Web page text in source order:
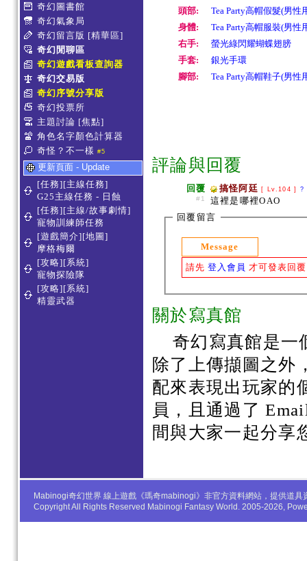
奇幻圖書館
奇幻氣象局
奇幻留言版 [精華區]
奇幻閒聊區
奇幻遊戲看板查詢器
奇幻交易版
奇幻序號分享版
奇幻投票所
主題討論 [焦點]
角色名字顏色計算器
奇怪？不一樣 #5
更新頁面 - Update
[任務][主線任務]
G25主線任務 - 日蝕
[任務][主線/故事劇情]
寵物訓練師任務
[遊戲簡介][地圖]
摩格梅爾
[攻略][系統]
寵物探險隊
[攻略][系統]
精靈武器
頭部:
Tea Party高帽假髮(男性
身體:
Tea Party高帽服裝(男性
右手:
螢光綠閃耀蝴蝶翅膀
手套:
銀光手環
腳部:
Tea Party高帽鞋子(男性
評論與回覆
回覆
#1
搞怪阿廷 [ Lv.104 ] ?
這裡是哪裡OAO
回覆留言
Message
請先 登入會員 才可發表回
關於寫真館
奇幻寫真館是一
除了上傳擷圖之外
配來表現出玩家的
員，且通過了
間與大家一起分享
Mabinogi奇幻世界 線上遊戲《瑪奇mabinogi》非官方資料網站，提供道
Copyright All Rights Reserved Mabinogi Fantasy World. 2005-2026,